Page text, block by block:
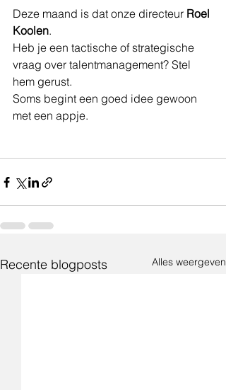
Deze maand is dat onze directeur Roel
Koolen.
Heb je een tactische of strategische
vraag over talentmanagement? Stel
hem gerust.
Soms begint een goed idee gewoon
met een appje.
Recente blogposts Alles weergeven